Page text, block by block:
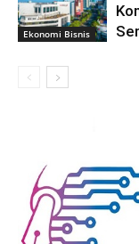
Ekonomi Bisnis